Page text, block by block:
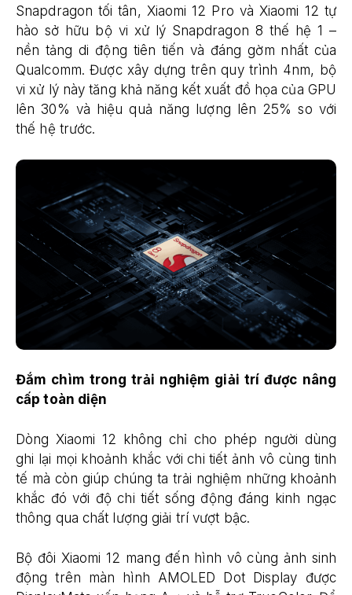
Snapdragon tối tân, Xiaomi 12 Pro và Xiaomi 12 tự
hào sở hữu bộ vi xử lý Snapdragon 8 thế hệ 1 –
nền tảng di động tiên tiến và đáng gờm nhất của
Qualcomm. Được xây dựng trên quy trình 4nm, bộ
vi xử lý này tăng khả năng kết xuất đồ họa của GPU
lên 30% và hiệu quả năng lượng lên 25% so với
thế hệ trước.
Đắm chìm trong trải nghiệm giải trí được nâng
cấp toàn diện
Dòng Xiaomi 12 không chỉ cho phép người dùng
ghi lại mọi khoảnh khắc với chi tiết ảnh vô cùng tinh
tế mà còn giúp chúng ta trải nghiệm những khoảnh
khắc đó với độ chi tiết sống động đáng kinh ngạc
thông qua chất lượng giải trí vượt bậc.
Bộ đôi Xiaomi 12 mang đến hình vô cùng ảnh sinh
động trên màn hình AMOLED Dot Display được